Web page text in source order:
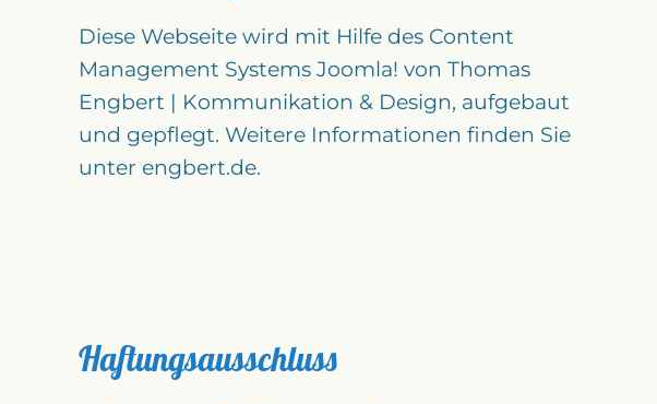
Diese Webseite wird mit Hilfe des Content
Management Systems Joomla! von Thomas
Engbert | Kommunikation & Design, aufgebaut
und gepflegt. Weitere Informationen finden Sie
unter engbert.de.
Haftungsausschluss